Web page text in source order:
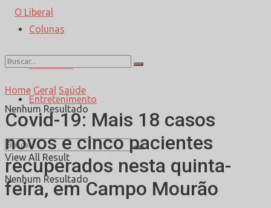
Colunas
Entrevista
Entretenimento
Nenhum Resultado
Nenhum Resultado
View All Result
Home Geral Saúde
Covid-19: Mais 18 casos
novos e cinco pacientes
recuperados nesta quinta-
feira, em Campo Mourão